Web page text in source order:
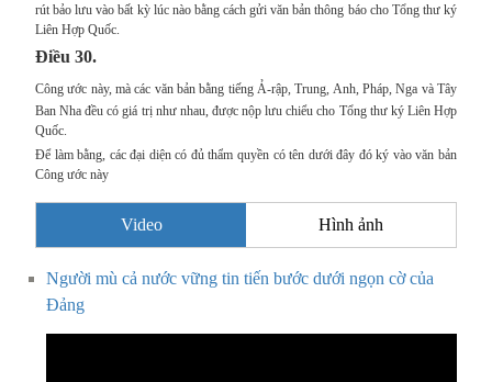
rút bảo lưu vào bất kỳ lúc nào bằng cách gửi văn bản thông báo cho Tổng thư ký
Liên Hợp Quốc.
Điều 30.
Công ước này, mà các văn bản bằng tiếng Ả-rập, Trung, Anh, Pháp, Nga và Tây
Ban Nha đều có giá trị như nhau, được nộp lưu chiểu cho Tổng thư ký Liên Hợp
Quốc.
Để làm bằng, các đại diện có đủ thẩm quyền có tên dưới đây đó ký vào văn bản
Công ước này
Video Hình ảnh
Người mù cả nước vững tin tiến bước dưới ngọn cờ của
Đảng